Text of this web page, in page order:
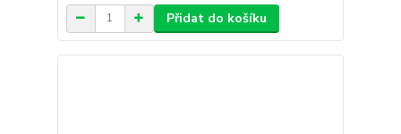
Přidat do košíku